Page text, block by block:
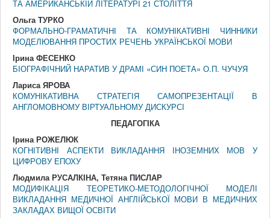
ТА АМЕРИКАНСЬКІЙ ЛІТЕРАТУРІ 21 СТОЛІТТЯ
Ольга ТУРКО
ФОРМАЛЬНО-ГРАМАТИЧНІ ТА КОМУНІКАТИВНІ ЧИННИКИ
МОДЕЛЮВАННЯ ПРОСТИХ РЕЧЕНЬ УКРАЇНСЬКОЇ МОВИ
Ірина ФЕСЕНКО
БІОГРАФІЧНИЙ НАРАТИВ У ДРАМІ «СИН ПОЕТА» О.П. ЧУЧУЯ
Лариса ЯРОВА
КОМУНІКАТИВНА СТРАТЕГІЯ САМОПРЕЗЕНТАЦІЇ В
АНГЛОМОВНОМУ ВІРТУАЛЬНОМУ ДИСКУРСІ
ПЕДАГОГIКА
Ірина РОЖЕЛЮК
КОГНІТИВНІ АСПЕКТИ ВИКЛАДАННЯ ІНОЗЕМНИХ МОВ У
ЦИФРОВУ ЕПОХУ
Людмила РУСАЛКІНА, Тетяна ПИСЛАР
МОДИФІКАЦІЯ ТЕОРЕТИКО-МЕТОДОЛОГІЧНОЇ МОДЕЛІ
ВИКЛАДАННЯ МЕДИЧНОЇ АНГЛІЙСЬКОЇ МОВИ В МЕДИЧНИХ
ЗАКЛАДАХ ВИЩОЇ ОСВІТИ